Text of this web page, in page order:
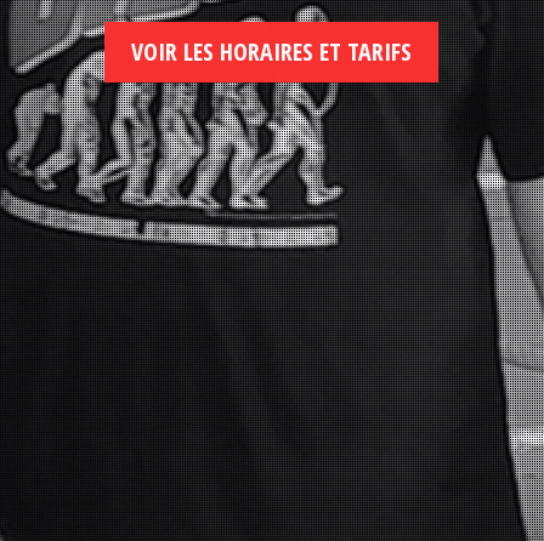
VOIR LES HORAIRES ET TARIFS